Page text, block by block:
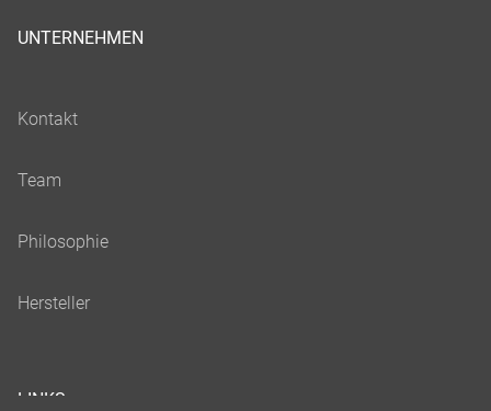
UNTERNEHMEN
LINKS